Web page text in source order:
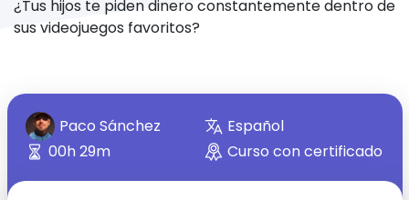
¿Tus hijos te piden dinero constantemente dentro de
sus videojuegos favoritos?
Paco Sánchez
Español
00h 29m
Curso con certificado